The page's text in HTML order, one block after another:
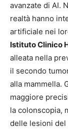
avanzate di AI.
realtà hanno
artificiale nei
Istituto Clinico
alleata nella
il secondo
alla mammella.
maggiore
la colonscopia,
delle lesioni del